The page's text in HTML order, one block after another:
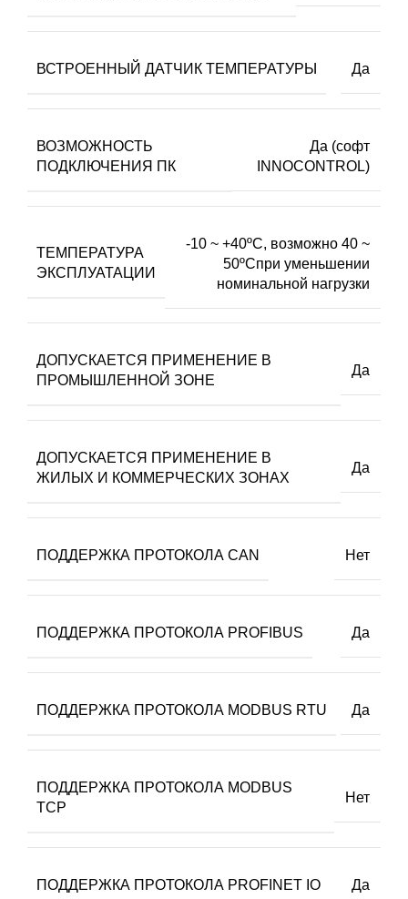
ВСТРОЕННЫЙ ДАТЧИК ТЕМПЕРАТУРЫ Да
ВОЗМОЖНОСТЬ
ПОДКЛЮЧЕНИЯ ПК
Да (софт
INNOCONTROL)
ТЕМПЕРАТУРА
ЭКСПЛУАТАЦИИ
-10 ~ +40ºC, возможно 40 ~
50ºCпри уменьшении
номинальной нагрузки
ДОПУСКАЕТСЯ ПРИМЕНЕНИЕ В
ПРОМЫШЛЕННОЙ ЗОНЕ
Да
ДОПУСКАЕТСЯ ПРИМЕНЕНИЕ В
ЖИЛЫХ И КОММЕРЧЕСКИХ ЗОНАХ
Да
ПОДДЕРЖКА ПРОТОКОЛА CAN Нет
ПОДДЕРЖКА ПРОТОКОЛА PROFIBUS Да
ПОДДЕРЖКА ПРОТОКОЛА MODBUS RTU Да
ПОДДЕРЖКА ПРОТОКОЛА MODBUS
TCP
Нет
ПОДДЕРЖКА ПРОТОКОЛА PROFINET IO Да